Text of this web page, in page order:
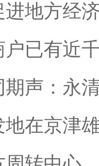
进地方经
户已有近
：永清
地在京津